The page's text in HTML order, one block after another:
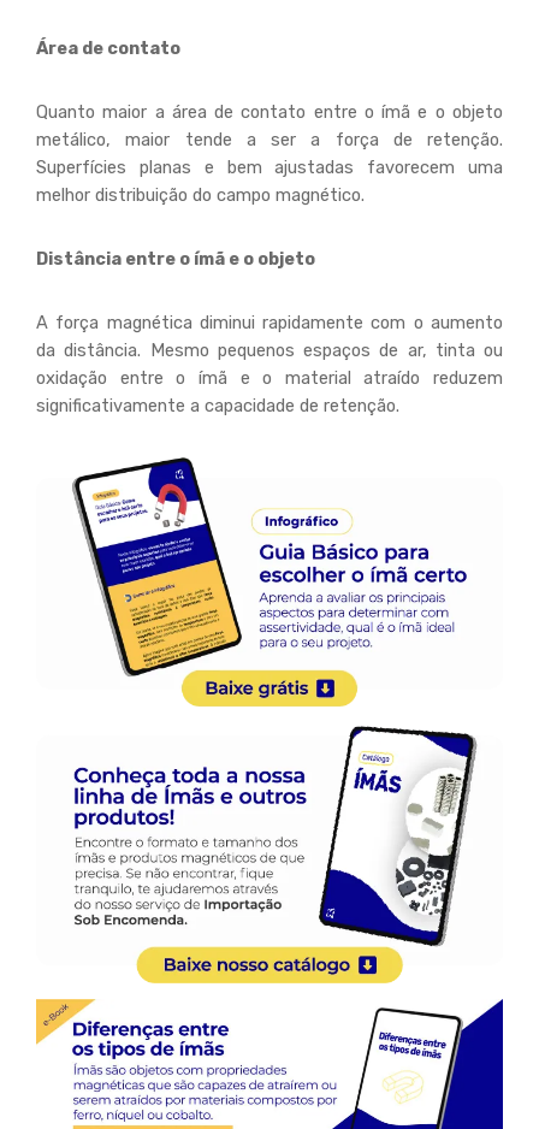
Área de contato
Quanto maior a área de contato entre o ímã e o objeto
metálico, maior tende a ser a força de retenção.
Superfícies planas e bem ajustadas favorecem uma
melhor distribuição do campo magnético.
Distância entre o ímã e o objeto
A força magnética diminui rapidamente com o aumento
da distância. Mesmo pequenos espaços de ar, tinta ou
oxidação entre o ímã e o material atraído reduzem
significativamente a capacidade de retenção.